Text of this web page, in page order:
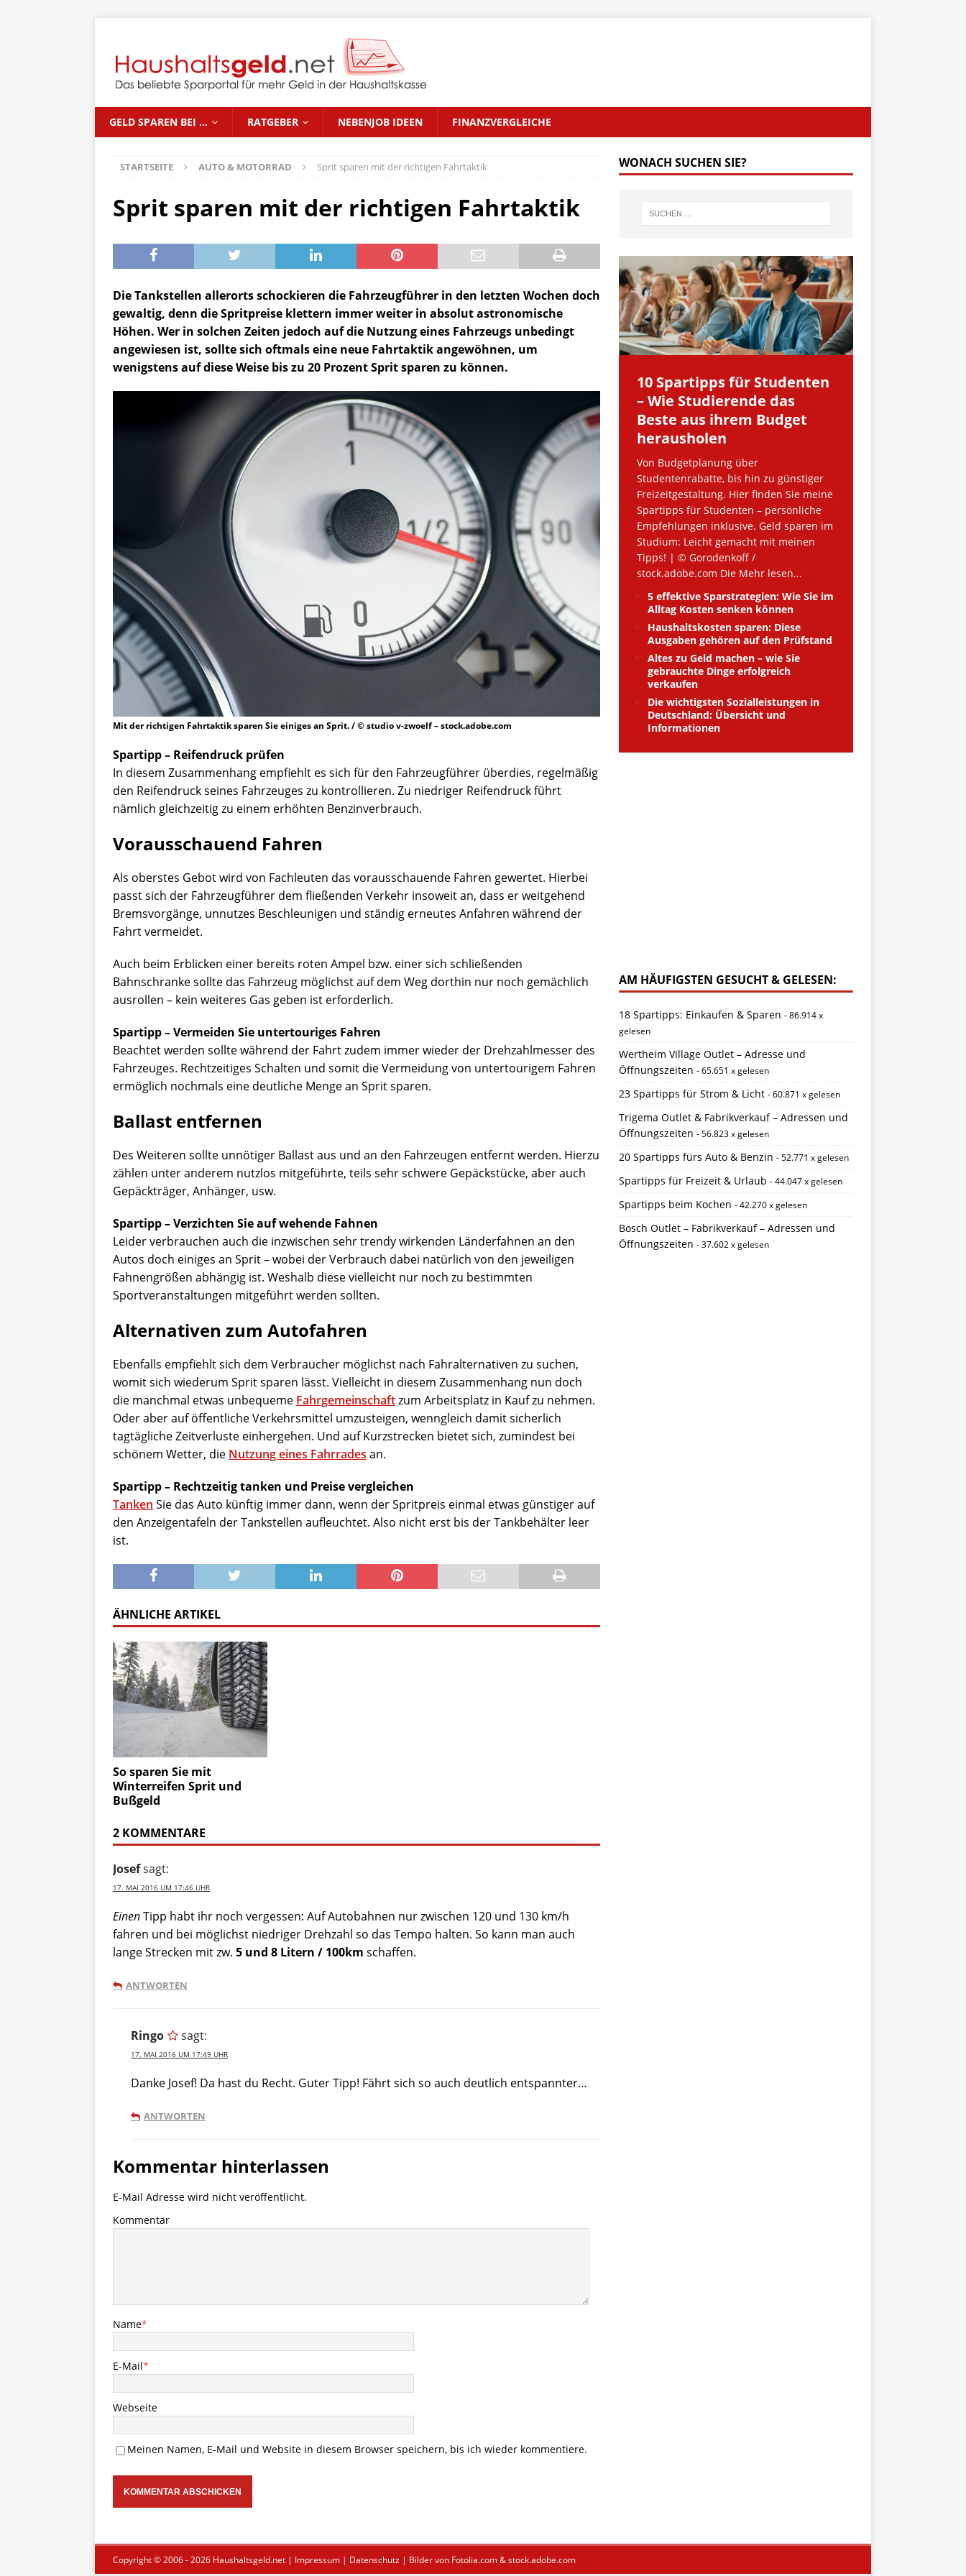
GELD SPAREN BEI … RATGEBER NEBENJOB IDEEN FINANZVERGLEICHE
STARTSEITE AUTO & MOTORRAD Sprit sparen mit der richtigen Fahrtaktik
Sprit sparen mit der richtigen Fahrtaktik
Die Tankstellen allerorts schockieren die Fahrzeugführer in den letzten Wochen doch
gewaltig, denn die Spritpreise klettern immer weiter in absolut astronomische
Höhen. Wer in solchen Zeiten jedoch auf die Nutzung eines Fahrzeugs unbedingt
angewiesen ist, sollte sich oftmals eine neue Fahrtaktik angewöhnen, um
wenigstens auf diese Weise bis zu 20 Prozent Sprit sparen zu können.
Mit der richtigen Fahrtaktik sparen Sie einiges an Sprit. / © studio v-zwoelf – stock.adobe.com
Spartipp – Reifendruck prüfen
In diesem Zusammenhang empfiehlt es sich für den Fahrzeugführer überdies, regelmäßig
den Reifendruck seines Fahrzeuges zu kontrollieren. Zu niedriger Reifendruck führt
nämlich gleichzeitig zu einem erhöhten Benzinverbrauch.
Vorausschauend Fahren
Als oberstes Gebot wird von Fachleuten das vorausschauende Fahren gewertet. Hierbei
passt sich der Fahrzeugführer dem fließenden Verkehr insoweit an, dass er weitgehend
Bremsvorgänge, unnutzes Beschleunigen und ständig erneutes Anfahren während der
Fahrt vermeidet.
Auch beim Erblicken einer bereits roten Ampel bzw. einer sich schließenden
Bahnschranke sollte das Fahrzeug möglichst auf dem Weg dorthin nur noch gemächlich
ausrollen – kein weiteres Gas geben ist erforderlich.
Spartipp – Vermeiden Sie untertouriges Fahren
Beachtet werden sollte während der Fahrt zudem immer wieder der Drehzahlmesser des
Fahrzeuges. Rechtzeitiges Schalten und somit die Vermeidung von untertourigem Fahren
ermöglich nochmals eine deutliche Menge an Sprit sparen.
Ballast entfernen
Des Weiteren sollte unnötiger Ballast aus und an den Fahrzeugen entfernt werden. Hierzu
zählen unter anderem nutzlos mitgeführte, teils sehr schwere Gepäckstücke, aber auch
Gepäckträger, Anhänger, usw.
Spartipp – Verzichten Sie auf wehende Fahnen
Leider verbrauchen auch die inzwischen sehr trendy wirkenden Länderfahnen an den
Autos doch einiges an Sprit – wobei der Verbrauch dabei natürlich von den jeweiligen
Fahnengrößen abhängig ist. Weshalb diese vielleicht nur noch zu bestimmten
Sportveranstaltungen mitgeführt werden sollten.
Alternativen zum Autofahren
Ebenfalls empfiehlt sich dem Verbraucher möglichst nach Fahralternativen zu suchen,
womit sich wiederum Sprit sparen lässt. Vielleicht in diesem Zusammenhang nun doch
die manchmal etwas unbequeme Fahrgemeinschaftzum Arbeitsplatz in Kauf zu nehmen.
Oder aber auf öffentliche Verkehrsmittel umzusteigen, wenngleich damit sicherlich
tagtägliche Zeitverluste einhergehen. Und auf Kurzstrecken bietet sich, zumindest bei
schönem Wetter, die Nutzung eines Fahrrades an.
Spartipp – Rechtzeitig tanken und Preise vergleichen
Tanken Sie das Auto künftig immer dann, wenn der Spritpreis einmal etwas günstiger auf
den Anzeigentafeln der Tankstellen aufleuchtet. Also nicht erst bis der Tankbehälter leer
ist.
ÄHNLICHE ARTIKEL
So sparen Sie mit
Winterreifen Sprit und
Bußgeld
2 KOMMENTARE
Josefsagt:
17. MAI 2016 UM 17:46 UHR
EinenTipp habt ihr noch vergessen: Auf Autobahnen nur zwischen 120 und 130 km/h
fahren und bei möglichst niedriger Drehzahl so das Tempo halten. So kann man auch
lange Strecken mit zw. 5 und 8 Litern / 100km schaffen.
ANTWORTEN
Ringo sagt:
17. MAI 2016 UM 17:49 UHR
Danke Josef! Da hast du Recht. Guter Tipp! Fährt sich so auch deutlich entspannter…
ANTWORTEN
Kommentar hinterlassen
E-Mail Adresse wird nicht veröffentlicht.
Kommentar
Name*
E-Mail*
Webseite
Meinen Namen, E-Mail und Website in diesem Browser speichern, bis ich wieder kommentiere.
WONACH SUCHEN SIE?
10 Spartipps für Studenten
– Wie Studierende das
Beste aus ihrem Budget
herausholen
Von Budgetplanung über
Studentenrabatte, bis hin zu günstiger
Freizeitgestaltung. Hier finden Sie meine
Spartipps für Studenten – persönliche
Empfehlungen inklusive. Geld sparen im
Studium: Leicht gemacht mit meinen
Tipps! | © Gorodenkoff /
stock.adobe.com Die Mehr lesen...
5 effektive Sparstrategien: Wie Sie im
Alltag Kosten senken können
Haushaltskosten sparen: Diese
Ausgaben gehören auf den Prüfstand
Altes zu Geld machen – wie Sie
gebrauchte Dinge erfolgreich
verkaufen
Die wichtigsten Sozialleistungen in
Deutschland: Übersicht und
Informationen
AM HÄUFIGSTEN GESUCHT & GELESEN:
18 Spartipps: Einkaufen & Sparen - 86.914 x
gelesen
Wertheim Village Outlet – Adresse und
Öffnungszeiten - 65.651 x gelesen
23 Spartipps für Strom & Licht - 60.871 x gelesen
Trigema Outlet & Fabrikverkauf – Adressen und
Öffnungszeiten - 56.823 x gelesen
20 Spartipps fürs Auto & Benzin - 52.771 x gelesen
Spartipps für Freizeit & Urlaub - 44.047 x gelesen
Spartipps beim Kochen - 42.270 x gelesen
Bosch Outlet – Fabrikverkauf – Adressen und
Öffnungszeiten - 37.602 x gelesen
Copyright © 2006 - 2026 Haushaltsgeld.net | Impressum | Datenschutz | Bilder von Fotolia.com & stock.adobe.com